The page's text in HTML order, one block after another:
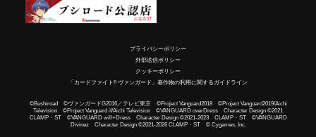
プライバシーポリシー
外部送信ポリシー
クッキーポリシー
「カードファイト!! ヴァンガード」著作物の利用に関するガイドライン
©Bushiroad ©ヴァンガードG2016／テレビ東京 ©Project Vanguard2018 ©Project Vanguard2019/Aichi
Television ©Project Vanguard if/Aichi Television ©VANGUARD overDress Character Design ©2021
CLAMP・ST ©VANGUARD will+Dress Character Design ©2021-2023 CLAMP・ST ©VANGUARD
Divinez Character Design ©2021-2026 CLAMP・ST © Cygames, Inc.